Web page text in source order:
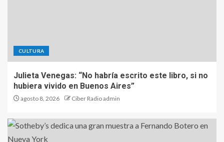
CULTURA
Julieta Venegas: “No habría escrito este libro, si no
hubiera vivido en Buenos Aires”
agosto 8, 2026 Ciber Radio admin